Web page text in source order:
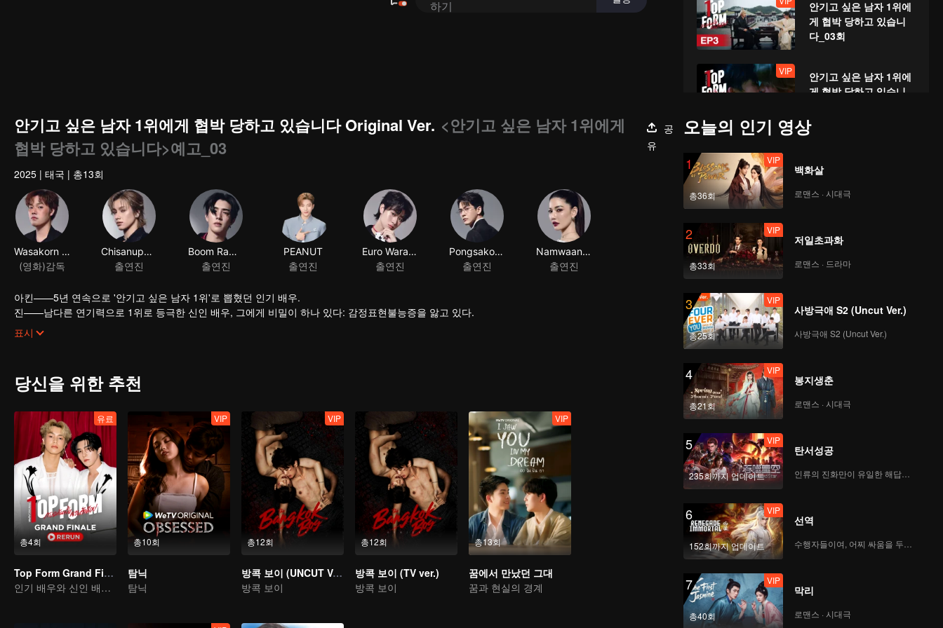
안기고 싶은 남자 1위에
게 협박 당하고 있습니
다_03회
VIP
안기고 싶은 남자 1위에
게 협박 당하고 있습니
다_05회
VIP
다_06회
VIP
다_07회
VIP
다_08회
VIP
다_09회
VIP
다_10회
VIP
다_11회
안기고 싶은 남자 1위에게 협박 당하고 있습니다 Original Ver. <안기고 싶은 남자 1위에게
협박 당하고 있습니다>예고_03
공
유
2025 | 태국 | 총13회
Wasakorn Khumklaowiriya
(영화)감독
Chisanupong paungmanee
출연진
Boom Raweewit Jiraphongkanon
출연진
PEANUT
출연진
Euro Waratthip Kittisiripaisan
출연진
Pongsakorn Mettarikanon
출연진
Namwaan Kannaporn Puangthong
출연진
아킨——5년 연속으로 '안기고 싶은 남자 1위'로 뽑혔던 인기 배우.
진——남다른 연기력으로 1위로 등극한 신인 배우, 그에게 비밀이 하나 있다: 감정표현불능증을 앓고 있다.
두 사람은 한 작품에서 만나 복잡한 비밀연애를 시작했다.
표시
당신을 위한 추천
총4회
유료
Top Form Grand Finale Rerun Live
인기 배우와 신인 배우의 사랑 이야기
총10회
VIP
탐닉
탐닉
총12회
VIP
방콕 보이 (UNCUT Ver.)
방콕 보이
총12회
방콕 보이 (TV ver.)
방콕 보이
총13회
VIP
꿈에서 만났던 그대
꿈과 현실의 경계
오늘의 인기 영상
1
총36회
VIP
백화살
로맨스 · 시대극
2
총33회
VIP
저일초과화
로맨스 · 드라마
3
총25회
VIP
사방극애 S2 (Uncut Ver.)
사방극애 S2 (Uncut Ver.)
4
총21회
VIP
봉지생춘
로맨스 · 시대극
5
235회까지 업데이트
VIP
탄서성공
인류의 진화만이 유일한 해답이다
6
152회까지 업데이트
VIP
선역
7
총40회
VIP
막리
로맨스 · 시대극